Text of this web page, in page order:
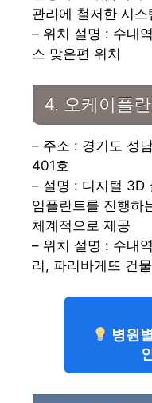
관리에 철저한 시스
– 위치 설명 : 수내
스 맞은편 위치
4. 오케이플
– 주소 : 경기도 성
401호
– 설명 : 디지털 3D
임플란트를 진행하
체계적으로 제공
– 위치 설명 : 수내
리, 파리바게뜨 건
병원